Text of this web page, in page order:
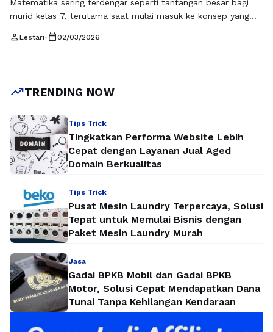
Matematika sering terdengar seperti tantangan besar bagi
murid kelas 7, terutama saat mulai masuk ke konsep yang
geometri. Namun sebenarnya, semua bisa dipahami dengan
Selengkapnya
person Lestari• calendar_today02/03/2026
trending_upTRENDING NOW
Tips Trick
Tingkatkan Performa Website Lebih
Cepat dengan Layanan Jual Aged
Domain Berkualitas
Tips Trick
Pusat Mesin Laundry Terpercaya, Solusi
Tepat untuk Memulai Bisnis dengan
Paket Mesin Laundry Murah
Jasa
Gadai BPKB Mobil dan Gadai BPKB
Motor, Solusi Cepat Mendapatkan Dana
Tunai Tanpa Kehilangan Kendaraan